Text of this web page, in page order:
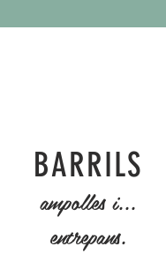
BARRILS
ampolles i...
entrepans.